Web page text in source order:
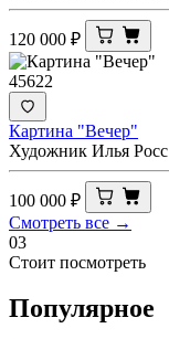
120 000 ₽
45622
Картина "Вечер"
Художник Илья Росс
100 000 ₽
Смотреть все →
03
Стоит посмотреть
Популярное